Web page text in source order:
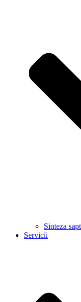
Sinteza
Servicii